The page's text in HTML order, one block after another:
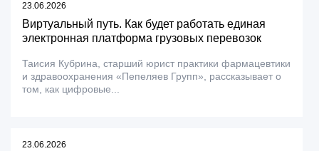
23.06.2026
Виртуальный путь. Как будет работать единая
электронная платформа грузовых перевозок
Таисия Кубрина, старший юрист практики фармацевтики
и здравоохранения «Пепеляев Групп», рассказывает о
том, как цифровые...
23.06.2026